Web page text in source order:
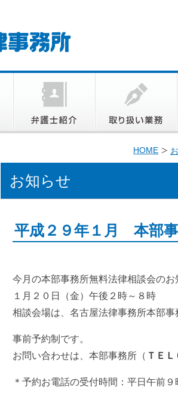
HOME
お知らせ
平成２９年１月 本部
今月の本部事務所無料法律相談会のお
１月２０日（金）午後２時～８時
相談会場は、名古屋法律事務所本部事
事前予約制です。
お問い合わせは、本部事務所（ ＴＥ
＊予約お電話の受付時間：平日午前